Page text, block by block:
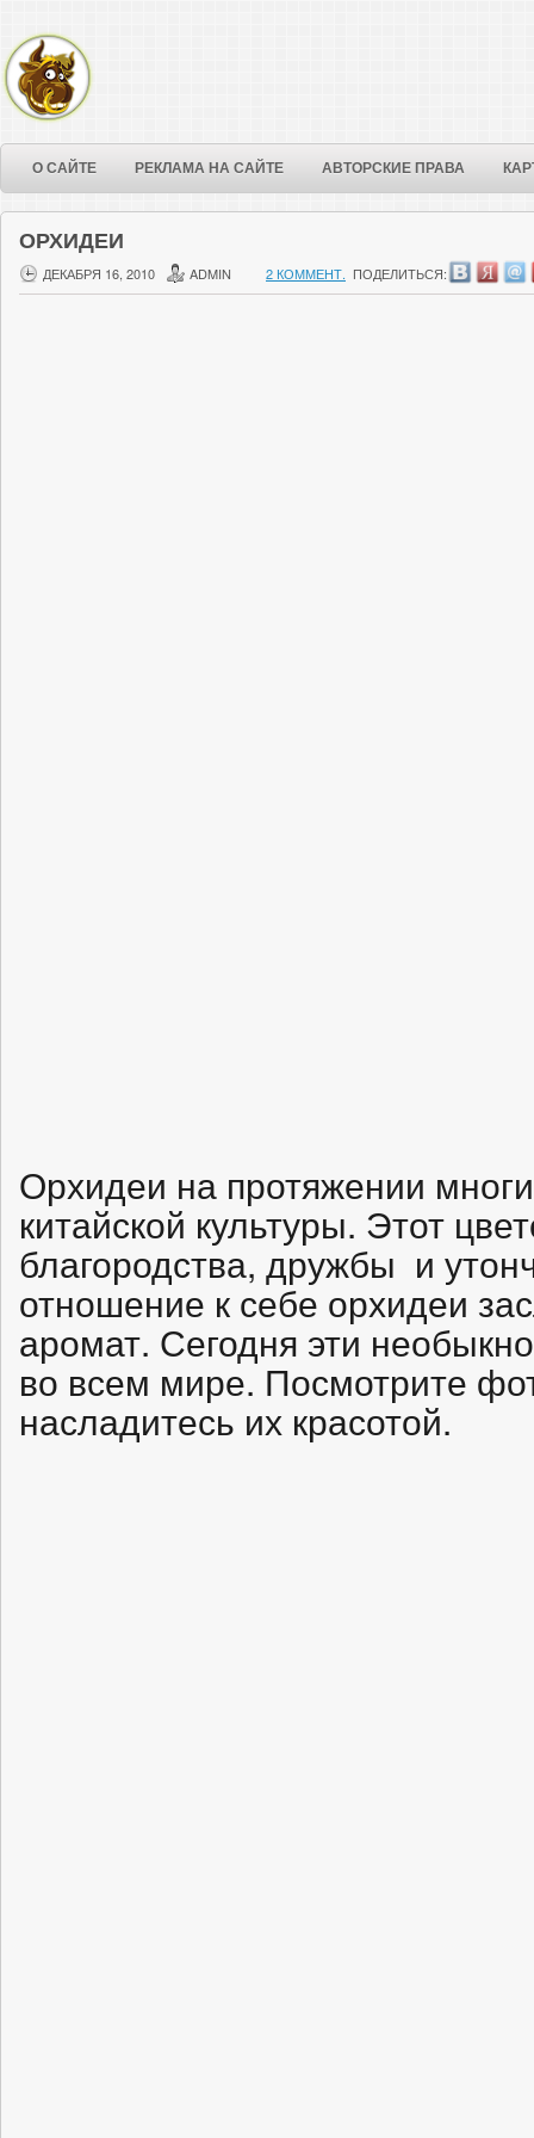
О САЙТЕ РЕКЛАМА НА САЙТЕ АВТОРСКИЕ ПРАВА
ОРХИДЕИ
ДЕКАБРЯ 16, 2010 ADMIN 2 КОММЕНТ. ПОДЕЛИТЬСЯ:
Орхидеи на протяжении
китайской культуры. Этот
благородства, дружбы и
отношение к себе орхидеи
аромат. Сегодня эти
во всем мире. Посмотрите
насладитесь их красотой.